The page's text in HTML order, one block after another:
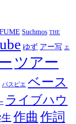
Suchmos THE
ゆず アー写 エ
ツアー
パスピエ ベース
ライブハウ
作曲 作詞